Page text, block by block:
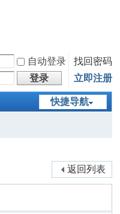
自动登录
找回密码
登录 立即注册
快捷导航
返回列表